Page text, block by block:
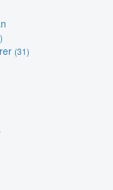
(31)